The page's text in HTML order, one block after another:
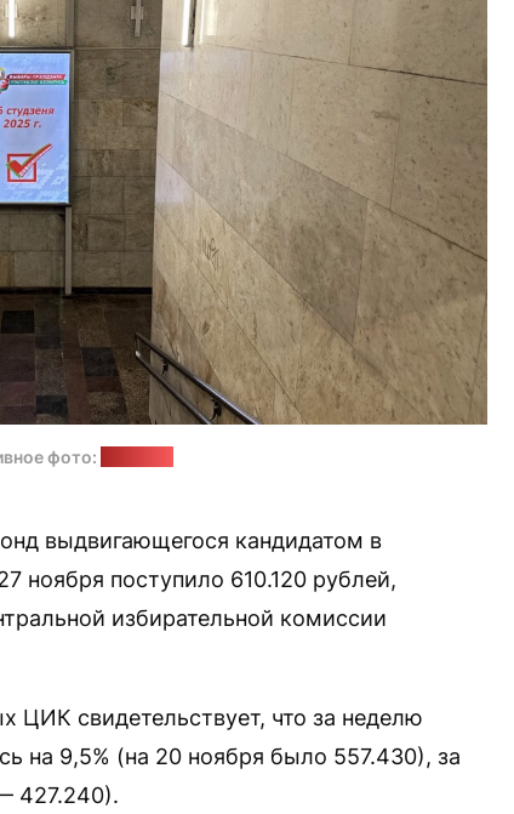
фото:
выдвигающегося кандидатом в
ноября поступило 610.120 рублей,
избирательной комиссии
ЦИК свидетельствует, что за неделю
на 9,5% (на 20 ноября было 557.430), за
427.240).